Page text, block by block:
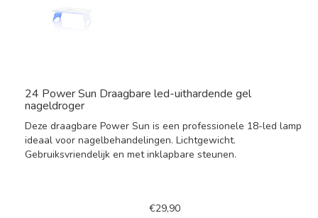
24 Power Sun Draagbare led-uithardende gel
nageldroger
Deze draagbare Power Sun is een professionele 18-led lamp
ideaal voor nagelbehandelingen. Lichtgewicht.
Gebruiksvriendelijk en met inklapbare steunen.
€29,90